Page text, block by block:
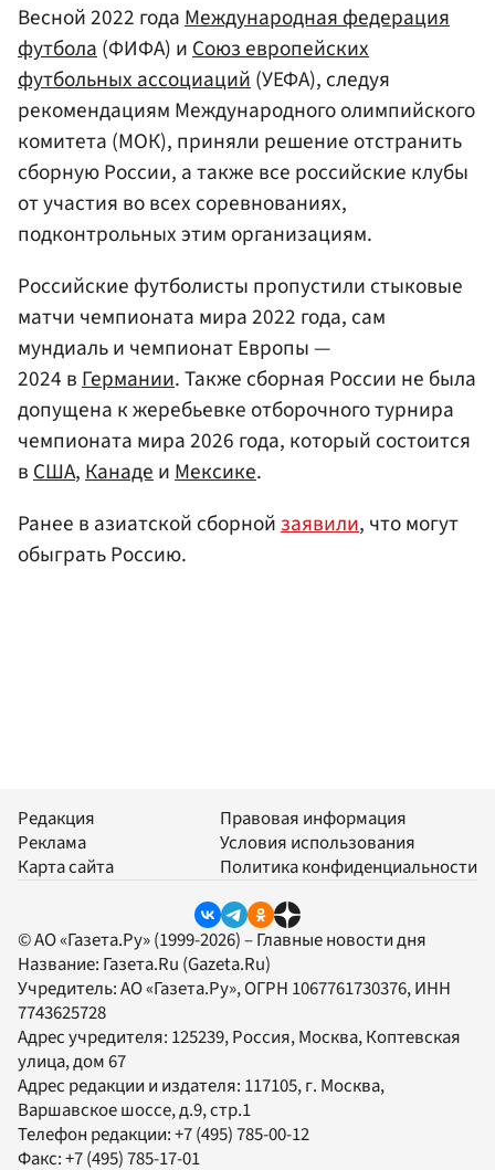
Весной 2022 года Международная федерация
футбола (ФИФА) и Союз европейских
футбольных ассоциаций (УЕФА), следуя
рекомендациям Международного олимпийского
комитета (МОК), приняли решение отстранить
сборную России, а также все российские клубы
от участия во всех соревнованиях,
подконтрольных этим организациям.
Российские футболисты пропустили стыковые
матчи чемпионата мира 2022 года, сам
мундиаль и чемпионат Европы —
2024 вГермании. Также сборная России не была
допущена к жеребьевке отборочного турнира
чемпионата мира 2026 года, который состоится
вСША,КанадеиМексике.
Ранее в азиатской сборнойзаявили, что могут
обыграть Россию.
Редакция
Реклама
Карта сайта
Правовая информация
Условия использования
Политика конфиденциальности
© АО «Газета.Ру» (1999-2026) – Главные новости дня
Название: Газета.Ru (Gazeta.Ru)
Учредитель:АО «Газета.Ру», ОГРН 1067761730376, ИНН
7743625728
Адрес учредителя: 125239, Россия, Москва, Коптевская
улица, дом 67
Адрес редакции и издателя: 117105, г. Москва,
Варшавское шоссе, д.9, стр.1
Телефон редакции:+7 (495) 785-00-12
Факс:+7 (495) 785-17-01